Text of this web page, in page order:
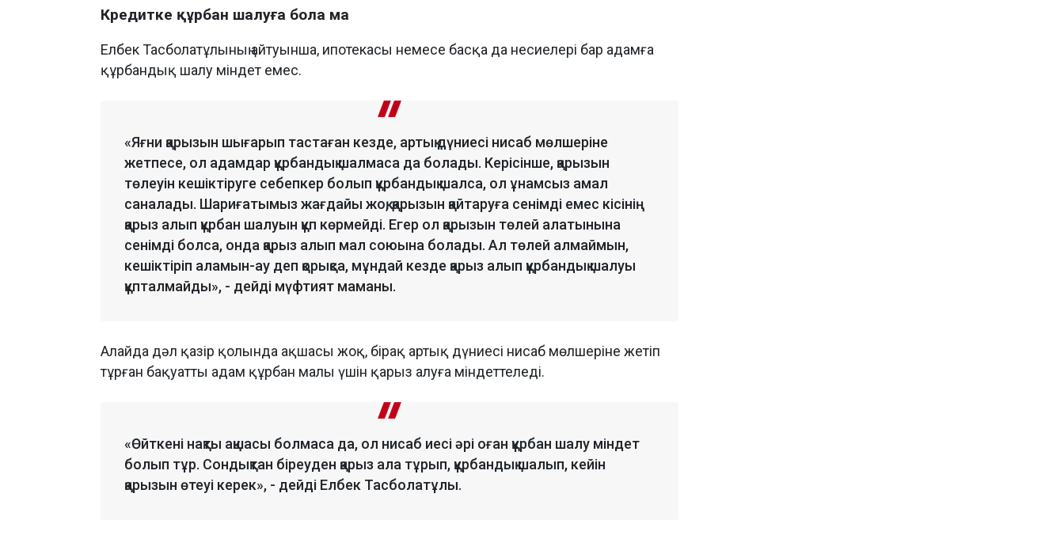
Кредитке құрбан шалуға бола ма
Елбек Тасболатұлының айтуынша, ипотекасы немесе басқа да несиелері бар адамға
құрбандық шалу міндет емес.
«Яғни қарызын шығарып тастаған кезде, артық дүниесі нисаб мөлшеріне
жетпесе, ол адамдар құрбандық шалмаса да болады. Керісінше, қарызын
төлеуін кешіктіруге себепкер болып құрбандық шалса, ол ұнамсыз амал
саналады. Шариғатымыз жағдайы жоқ, қарызын қайтаруға сенімді емес кісінің
қарыз алып құрбан шалуын құп көрмейді. Егер ол қарызын төлей алатынына
сенімді болса, онда қарыз алып мал союына болады. Ал төлей алмаймын,
кешіктіріп аламын-ау деп қорықса, мұндай кезде қарыз алып құрбандық шалуы
құпталмайды», - дейді мүфтият маманы.
Алайда дәл қазір қолында ақшасы жоқ, бірақ артық дүниесі нисаб мөлшеріне жетіп
тұрған бақуатты адам құрбан малы үшін қарыз алуға міндеттеледі.
«Өйткені нақты ақшасы болмаса да, ол нисаб иесі әрі оған құрбан шалу міндет
болып тұр. Сондықтан біреуден қарыз ала тұрып, құрбандық шалып, кейін
қарызын өтеуі керек», - дейді Елбек Тасболатұлы.